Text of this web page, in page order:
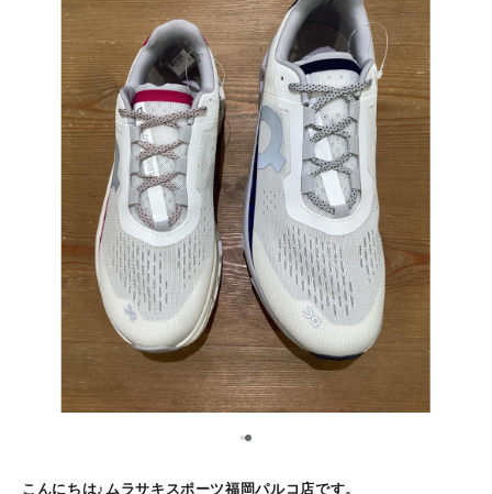
1
こんにちは♪ムラサキスポーツ福岡パルコ店です。